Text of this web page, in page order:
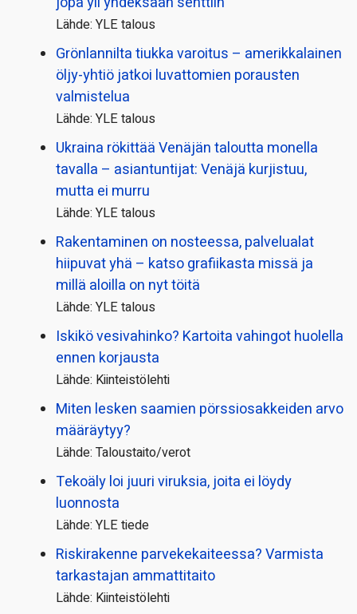
Lähde: YLE talous
Grönlannilta tiukka varoitus – amerikkalainen
öljy-yhtiö jatkoi luvattomien porausten
valmistelua
Lähde: YLE talous
Ukraina rökittää Venäjän taloutta monella
tavalla – asiantuntijat: Venäjä kurjistuu,
mutta ei murru
Lähde: YLE talous
Rakentaminen on nosteessa, palvelualat
hiipuvat yhä – katso grafiikasta missä ja
millä aloilla on nyt töitä
Lähde: YLE talous
Iskikö vesivahinko? Kartoita vahingot huolella
ennen korjausta
Lähde: Kiinteistölehti
Miten lesken saamien pörssi­osakkeiden arvo
määräytyy?
Lähde: Taloustaito/verot
Tekoäly loi juuri viruksia, joita ei löydy
luonnosta
Lähde: YLE tiede
Riskirakenne parvekekaiteessa? Varmista
tarkastajan ammattitaito
Lähde: Kiinteistölehti